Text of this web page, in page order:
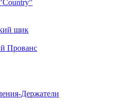
шик
Прованс
Держатели